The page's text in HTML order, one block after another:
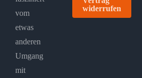
vom
etwas
anderen
Umgang
mit
widerrufen